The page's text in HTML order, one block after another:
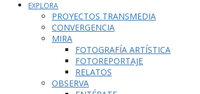
EXPLORA
PROYECTOS TRANSMEDIA
CONVERGENCIA
MIRA
FOTOGRAFÍA ARTÍSTICA
FOTOREPORTAJE
RELATOS
OBSERVA